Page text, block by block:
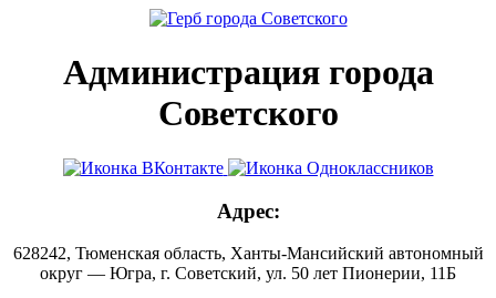
Администрация города
Советского
Адрес:
628242, Тюменская область, Ханты-Мансийский автономный
округ — Югра, г. Советский, ул. 50 лет Пионерии, 11Б